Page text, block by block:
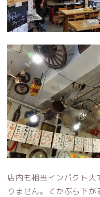
店内も相当インパクト大
りません。てかぶら下